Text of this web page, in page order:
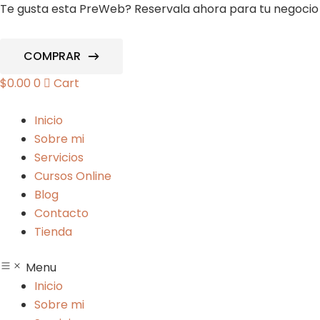
Ir
Te gusta esta PreWeb? Reservala ahora para tu
COMPRAR
$0.00 0 Cart
Inicio
Sobre mi
Servicios
Cursos Online
Blog
Contacto
Tienda
Menu
Inicio
Sobre mi